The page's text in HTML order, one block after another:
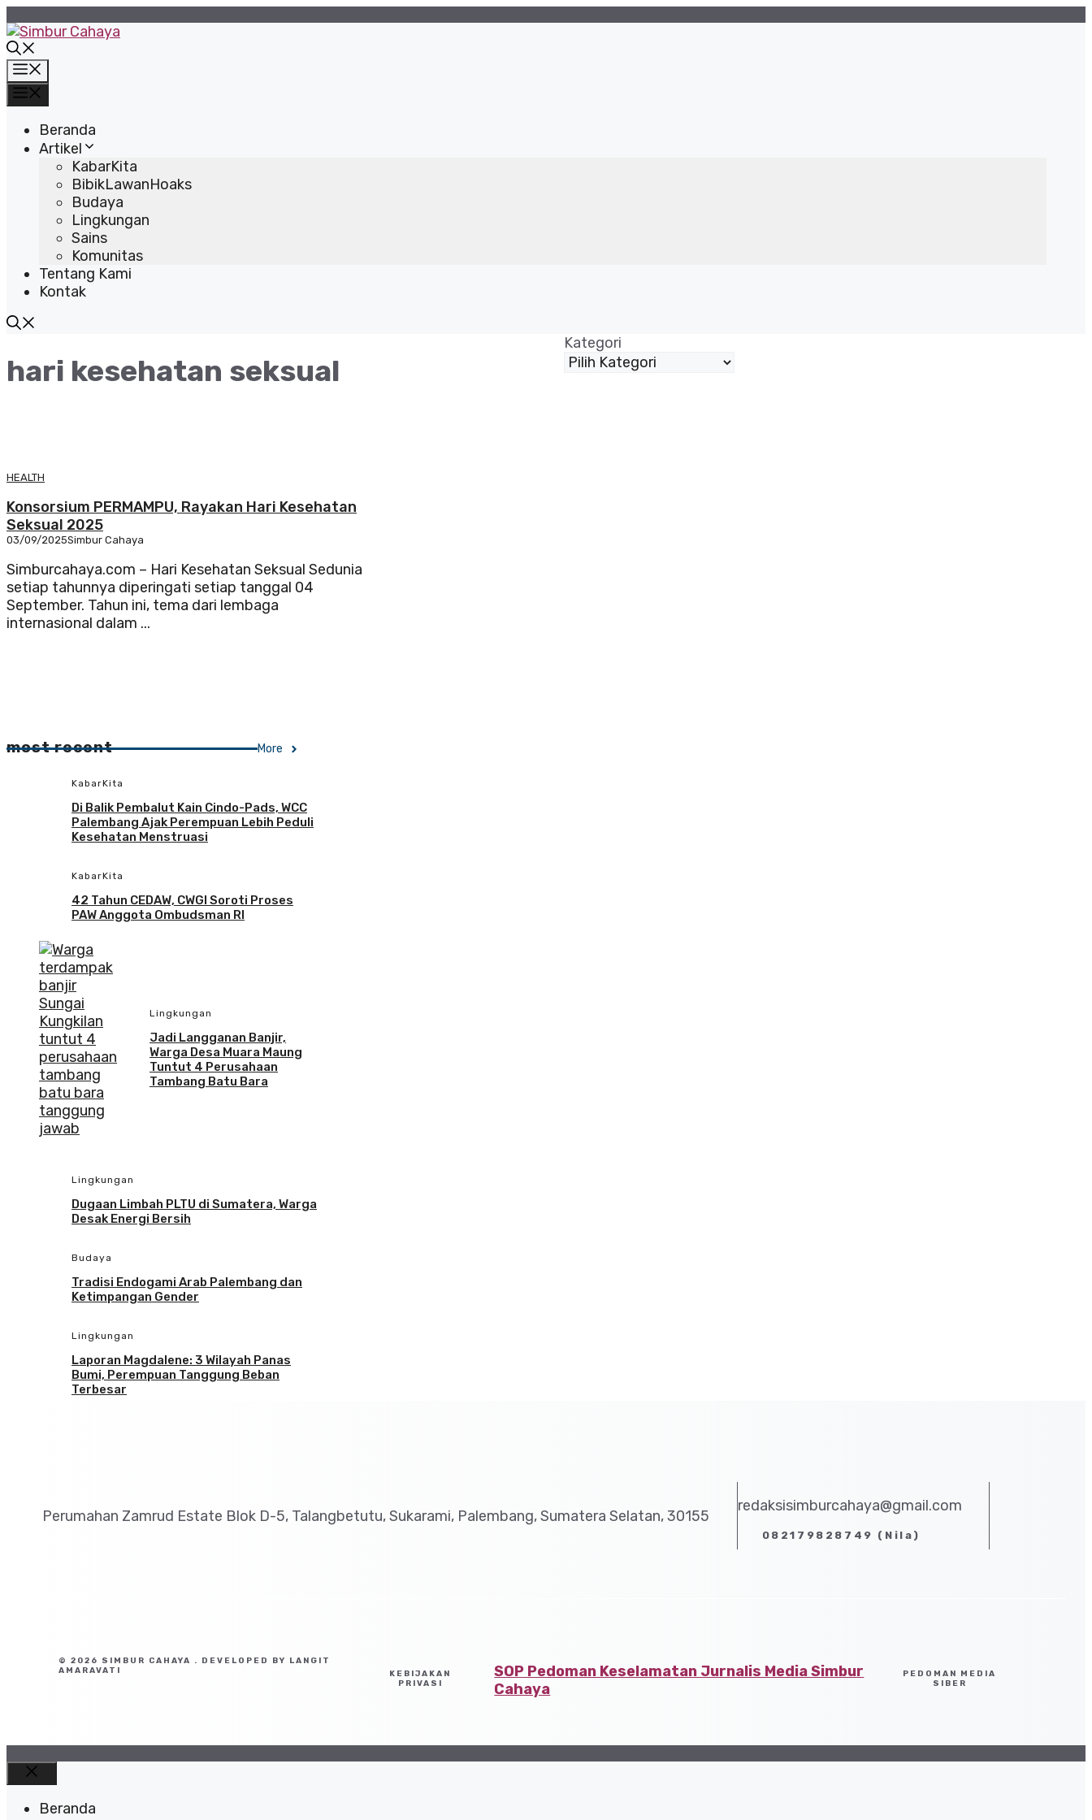
ke
isi
Beranda
Artikel
KabarKita
BibikLawanHoaks
Budaya
Lingkungan
Sains
Komunitas
Tentang Kami
Kontak
hari kesehatan seksual
Kategori
HEALTH
Konsorsium PERMAMPU, Rayakan Hari Kesehatan
Seksual 2025
03/09/2025Simbur Cahaya
Simburcahaya.com – Hari Kesehatan Seksual Sedunia
setiap tahunnya diperingati setiap tanggal 04
September. Tahun ini, tema dari lembaga
internasional dalam ...
most recent More
KabarKita
Di Balik Pembalut Kain Cindo-Pads, WCC
Palembang Ajak Perempuan Lebih Peduli
Kesehatan Menstruasi
KabarKita
42 Tahun CEDAW, CWGI Soroti Proses
PAW Anggota Ombudsman RI
Lingkungan
Jadi Langganan Banjir,
Warga Desa Muara Maung
Tuntut 4 Perusahaan
Tambang Batu Bara
Lingkungan
Dugaan Limbah PLTU di Sumatera, Warga
Desak Energi Bersih
Budaya
Tradisi Endogami Arab Palembang dan
Ketimpangan Gender
Lingkungan
Laporan Magdalene: 3 Wilayah Panas
Bumi, Perempuan Tanggung Beban
Terbesar
Perumahan Zamrud Estate Blok D-5, Talangbetutu, Sukarami, Palembang, Sumatera Selatan, 30155
redaksisimburcahaya@gmail.com
082179828749 (Nila)
© 2026 SIMBUR CAHAYA . DEVELOPED BY LANGIT
AMARAVATI
KEBIJAKAN
PRIVASI
SOP Pedoman Keselamatan Jurnalis Media Simbur
Cahaya
PEDOMAN MEDIA
SIBER
Close
Beranda